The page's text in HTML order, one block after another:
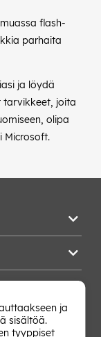
flash-
parhaita
ja löydä
tarvikkeet, joita
olipa
Microsoft.
ja
sisältöä.
tyyppiset